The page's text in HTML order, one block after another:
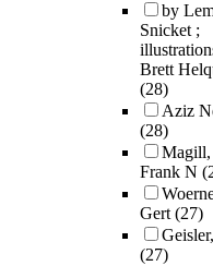
by
Snicket ;
Brett
(28)
Aziz
(28)
Magill,
Frank N
Gert(27)
(27)